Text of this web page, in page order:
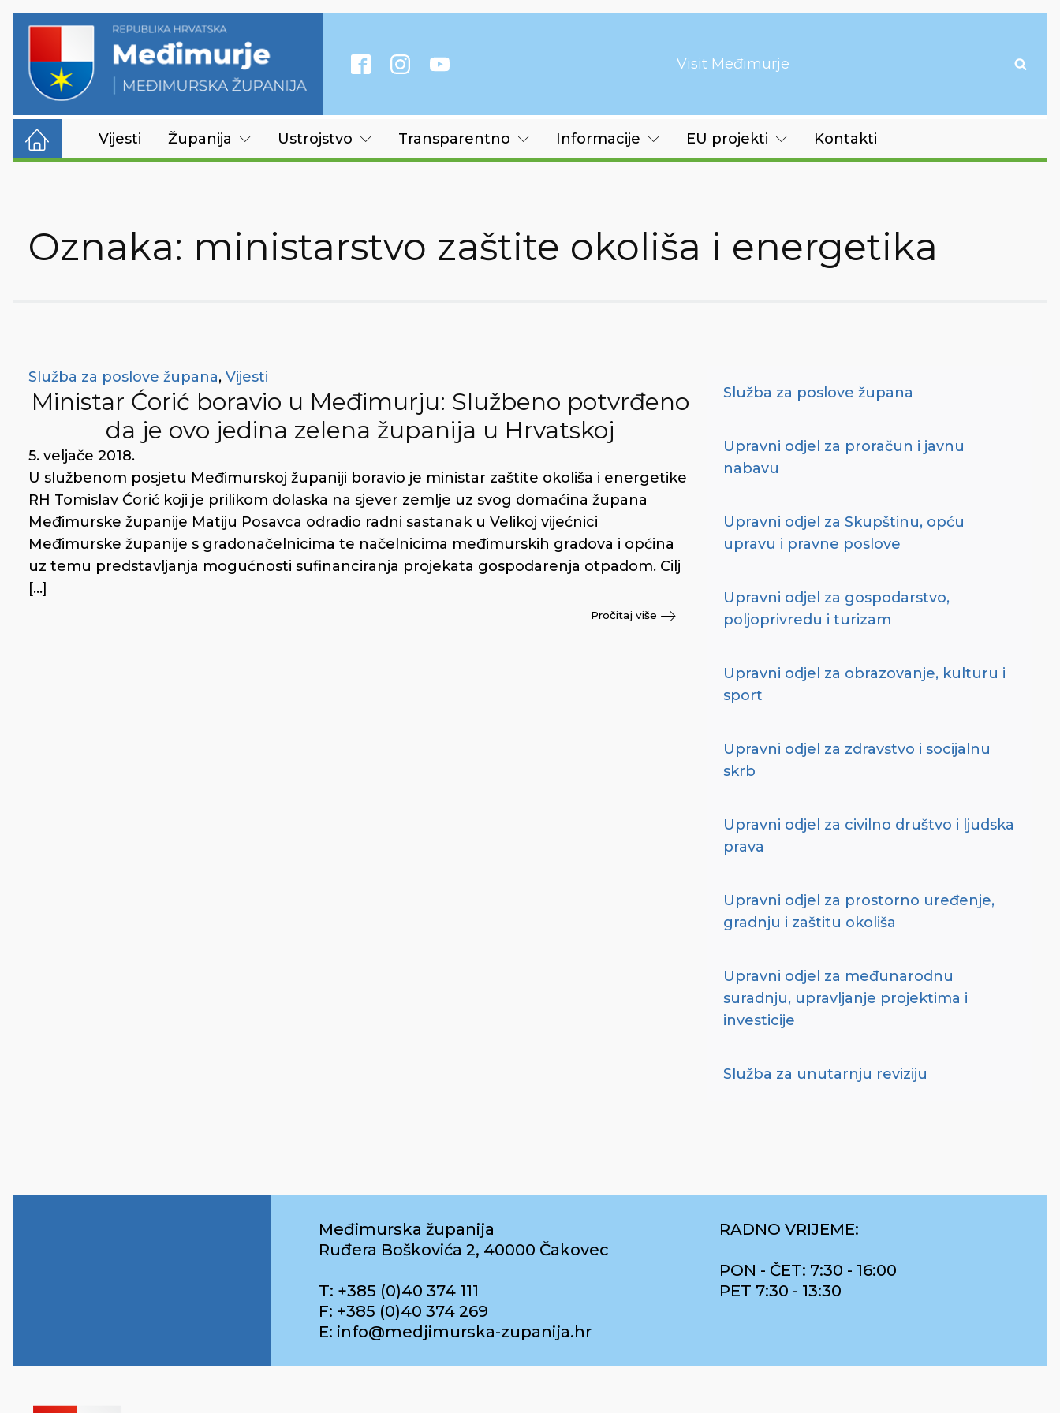
Visit Međimurje
Vijesti Županija Ustrojstvo Transparentno Informacije EU projekti Kontakti
Oznaka: ministarstvo zaštite okoliša i energetika
Služba za poslove župana, Vijesti
Ministar Ćorić boravio u Međimurju: Službeno potvrđeno
da je ovo jedina zelena županija u Hrvatskoj
5. veljače 2018.
U službenom posjetu Međimurskoj županiji boravio je ministar zaštite okoliša i energetike
RH Tomislav Ćorić koji je prilikom dolaska na sjever zemlje uz svog domaćina župana
Međimurske županije Matiju Posavca odradio radni sastanak u Velikoj vijećnici
Međimurske županije s gradonačelnicima te načelnicima međimurskih gradova i općina
uz temu predstavljanja mogućnosti sufinanciranja projekata gospodarenja otpadom. Cilj
[…]
Pročitaj više
Služba za poslove župana
Upravni odjel za proračun i javnu
nabavu
Upravni odjel za Skupštinu, opću
upravu i pravne poslove
Upravni odjel za gospodarstvo,
poljoprivredu i turizam
Upravni odjel za obrazovanje, kulturu i
sport
Upravni odjel za zdravstvo i socijalnu
skrb
Upravni odjel za civilno društvo i ljudska
prava
Upravni odjel za prostorno uređenje,
gradnju i zaštitu okoliša
Upravni odjel za međunarodnu
suradnju, upravljanje projektima i
investicije
Služba za unutarnju reviziju
Međimurska županija
Ruđera Boškovića 2, 40000 Čakovec
T: +385 (0)40 374 111
F: +385 (0)40 374 269
E: info@medjimurska-zupanija.hr
RADNO VRIJEME:
PON - ČET: 7:30 - 16:00
PET 7:30 - 13:30